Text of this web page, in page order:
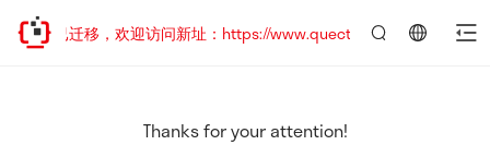
地址已迁移，欢迎访问新址：https://www.quectel.com.cn
Thanks for your attention!